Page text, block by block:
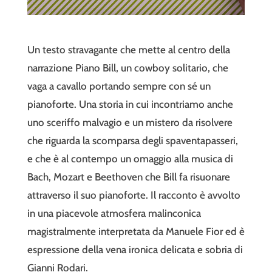
Un testo stravagante che mette al centro della
narrazione Piano Bill, un cowboy solitario, che
vaga a cavallo portando sempre con sé un
pianoforte. Una storia in cui incontriamo anche
uno sceriffo malvagio e un mistero da risolvere
che riguarda la scomparsa degli spaventapasseri,
e che è al contempo un omaggio alla musica di
Bach, Mozart e Beethoven che Bill fa risuonare
attraverso il suo pianoforte. Il racconto è avvolto
in una piacevole atmosfera malinconica
magistralmente interpretata da Manuele Fior ed è
espressione della vena ironica delicata e sobria di
Gianni Rodari.